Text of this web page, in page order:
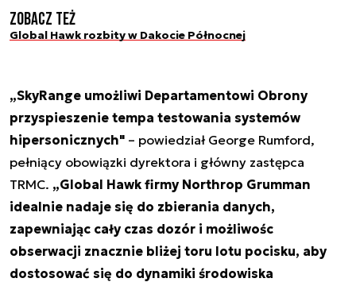
Zobacz też
Global Hawk rozbity w Dakocie Północnej
„SkyRange umożliwi Departamentowi Obrony
przyspieszenie tempa testowania systemów
hipersonicznych" – powiedział George Rumford,
pełniący obowiązki dyrektora i główny zastępca
TRMC. „Global Hawk firmy Northrop Grumman
idealnie nadaje się do zbierania danych,
zapewniając cały czas dozór i możliwośc
obserwacji znacznie bliżej toru lotu pocisku, aby
dostosować się do dynamiki środowiska